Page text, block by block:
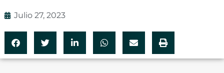
Julio 27, 2023